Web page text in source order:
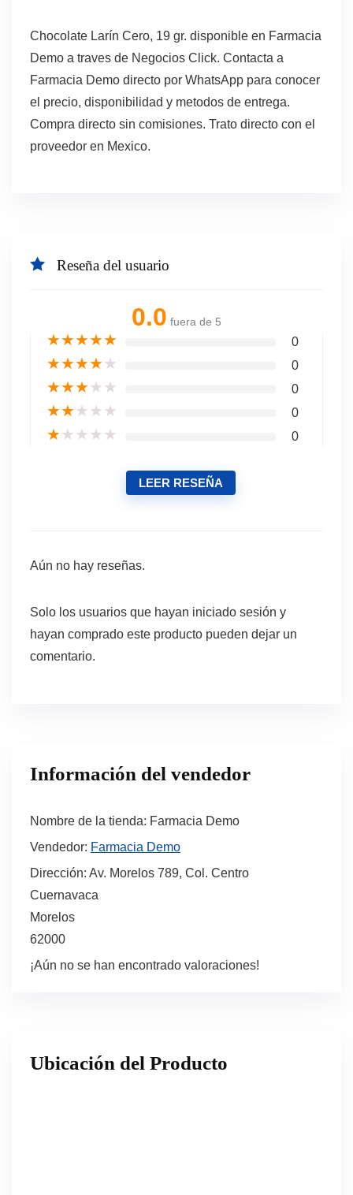
Chocolate Larín Cero, 19 gr. disponible en Farmacia
Demo a traves de Negocios Click. Contacta a
Farmacia Demo directo por WhatsApp para conocer
el precio, disponibilidad y metodos de entrega.
Compra directo sin comisiones. Trato directo con el
proveedor en Mexico.
Reseña del usuario
0.0 fuera de 5
★★★★★ 0
★★★★★ 0
★★★★★ 0
★★★★★ 0
★★★★★ 0
LEER RESEÑA
Aún no hay reseñas.
Solo los usuarios que hayan iniciado sesión y
hayan comprado este producto pueden dejar un
comentario.
Información del vendedor
Nombre de la tienda: Farmacia Demo
Vendedor: Farmacia Demo
Dirección: Av. Morelos 789, Col. Centro
Cuernavaca
Morelos
62000
¡Aún no se han encontrado valoraciones!
Ubicación del Producto